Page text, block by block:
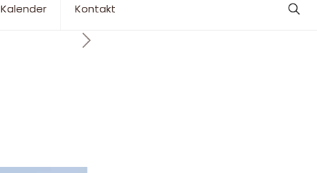
Kalender Kontakt